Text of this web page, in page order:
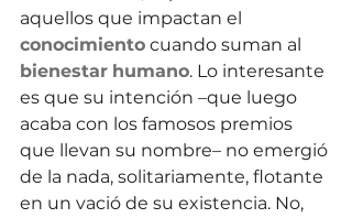
aquellos que impactan el
conocimiento cuando suman al
bienestar humano. Lo interesante
es que su intención –que luego
acaba con los famosos premios
que llevan su nombre– no emergió
de la nada, solitariamente, flotante
en un vació de su existencia. No,